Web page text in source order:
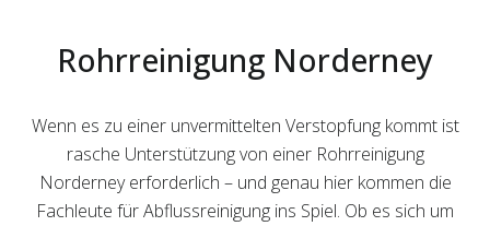
Rohrreinigung Norderney
Wenn es zu einer unvermittelten Verstopfung kommt ist
rasche Unterstützung von einer Rohrreinigung
Norderney erforderlich – und genau hier kommen die
Fachleute für Abflussreinigung ins Spiel. Ob es sich um